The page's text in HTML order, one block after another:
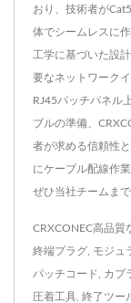
おり、技術者が
体でシームレスに
工学に基づいた設
要なネットワーク
RJ45パッチパネル
ブルの準備、
者が求める信頼性
にケーブル配線作
ぜひ当社チームま
CRXCONEC高品質
終端プラグ モジュ
パッチコード カプ
圧着工具 終了ツー